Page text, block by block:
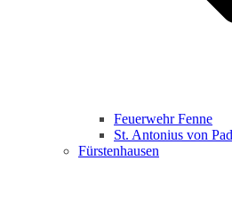
Feuerwehr Fenne
St. Antonius von
Fürstenhausen